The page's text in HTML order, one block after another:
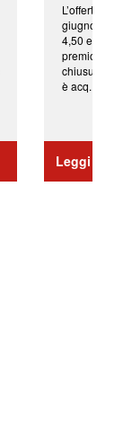
L’offerta
giugno da
4,50 euro
premio di
chiusura
è acq...
Leggi di